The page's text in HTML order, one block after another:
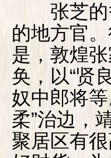
张芝的爷
的地方官
是，敦煌
奂，以“贤
奴中郎将
柔”治边，
聚居区有